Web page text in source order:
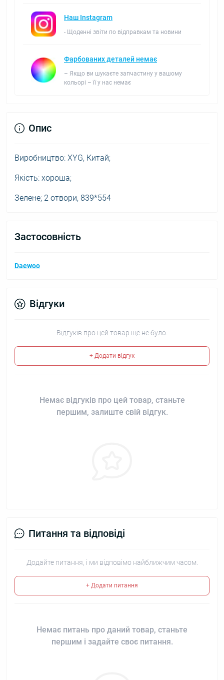
Наш Instagram
- Щоденні звіти по відправкам та новини
Фарбованих деталей немає
– Якщо ви шукаєте запчастину у вашому
кольорі – її у нас немає
Опис
Виробництво: XYG, Китай;
Якість: хороша;
Зелене; 2 отвори, 839*554
Застосовність
Daewoo
Відгуки
Відгуків про цей товар ще не було.
+ Додати відгук
Немає відгуків про цей товар, станьте
першим, залиште свій відгук.
Питання та відповіді
Додайте питання, і ми відповімо найближчим часом.
+ Додати питання
Немає питань про даний товар, станьте
першим і задайте своє питання.